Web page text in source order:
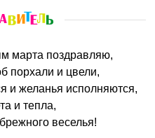
марта поздравляю,
порхали и цвели,
и желанья исполняются,
и тепла,
веселья!